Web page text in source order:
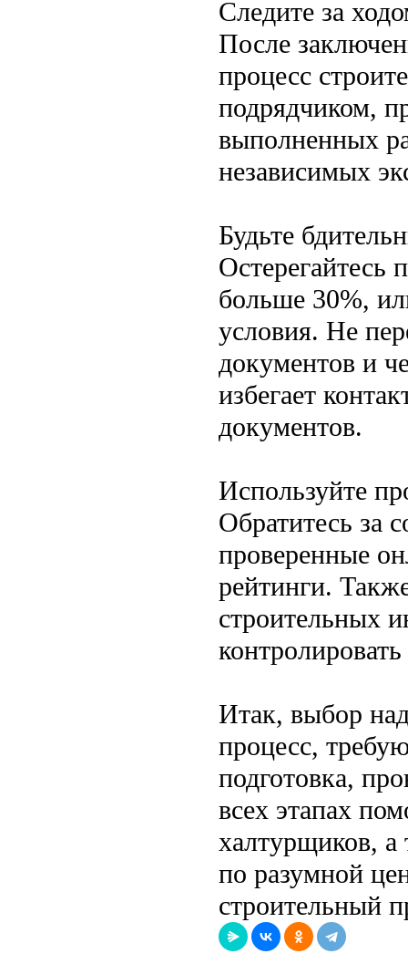
Следите за
После
процесс
подрядчиком,
выполненных
независимых
Будьте
Остерегайтесь
больше 30%,
условия. Не
документов и
избегает
документов.
Используйте
Обратитесь за
проверенные
рейтинги.
строительных
Итак, выбор
процесс,
подготовка,
всех этапах
халтурщиков, а
по разумной
строительный